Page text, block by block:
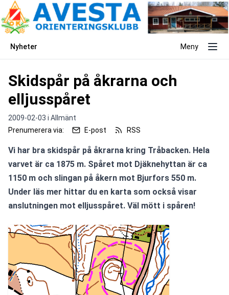
Nyheter Meny
Skidspår på åkrarna och
elljusspåret
2009-02-03 i Allmänt
Prenumerera via:
E-post RSS
Vi har bra skidspår på åkrarna kring Tråbacken. Hela
varvet är ca 1875 m. Spåret mot Djäknehyttan är ca
1150 m och slingan på åkern mot Bjurfors 550 m.
Under läs mer hittar du en karta som också visar
anslutningen mot elljusspåret. Väl mött i spåren!